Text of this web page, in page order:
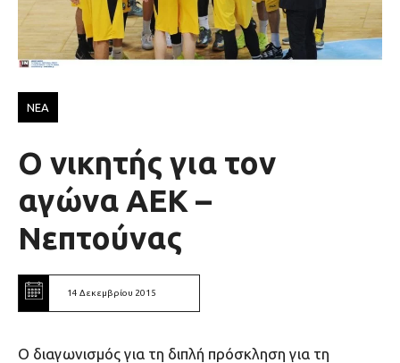
ΝΕΑ
Ο νικητής για τον
αγώνα ΑΕΚ –
Νεπτούνας
14 Δεκεμβρίου 2015
Ο διαγωνισμός για τη διπλή πρόσκληση για τη